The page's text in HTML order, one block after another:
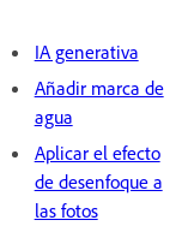
IA generativa
Añadir marca de
agua
Aplicar el efecto
de desenfoque a
las fotos